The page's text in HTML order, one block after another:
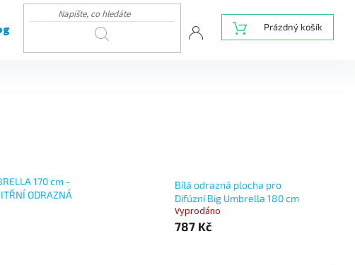
HLEDAT
NÁKUPNÍ
KOŠÍK
Prázdný košík
170 cm -
ODRAZNÁ
Bílá odrazná plocha pro
Difúzní Big Umbrella 180 cm
Vyprodáno
787 Kč